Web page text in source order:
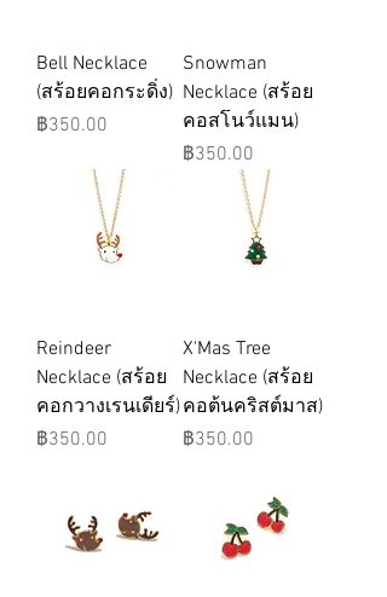
Bell Necklace
(สร้อยคอกระดิ่ง)
ราคา
฿350.00
Snowman
Necklace (สร้อย
คอสโนว์แมน)
ราคา
฿350.00
Reindeer
Necklace (สร้อย
คอกวางเรนเดียร์)
ราคา
฿350.00
X'Mas Tree
Necklace (สร้อย
คอต้นคริสต์มาส)
ราคา
฿350.00